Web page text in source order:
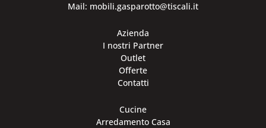
Mail: mobili.gasparotto@tiscali.it
Azienda
I nostri Partner
Outlet
Offerte
Contatti
Cucine
Arredamento Casa